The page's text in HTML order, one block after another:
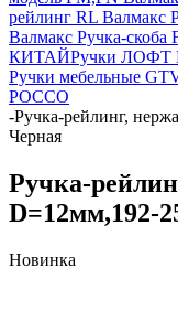
рейлинг RL Валмакс
Валмакс Ручка-скоба
КИТАЙРучки ЛОФТ
Ручки мебельные
РОССО
-Ручка-рейлинг,
Черная
Ручка-
D=12мм,192-
Новинка